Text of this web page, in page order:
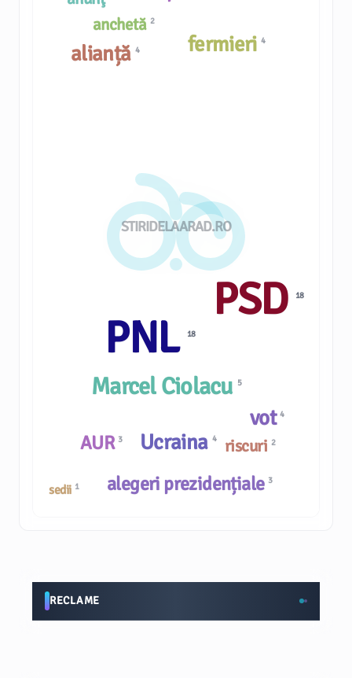
STIRIDELAARAD.RO
anchetă 2
PSD 18
alianță 4
sedii 1
PNL 18
alegeri prezidențiale 3
riscuri 2
Marcel Ciolacu 5
fermieri 4
vot4
Ucraina 4
AUR 3
RECLAME